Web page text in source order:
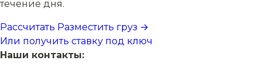
течение дня.
Рассчитать Разместить груз →
Или получить ставку под ключ
Наши контакты: